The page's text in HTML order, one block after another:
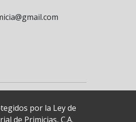
por la Ley de
de Primicias, C.A.